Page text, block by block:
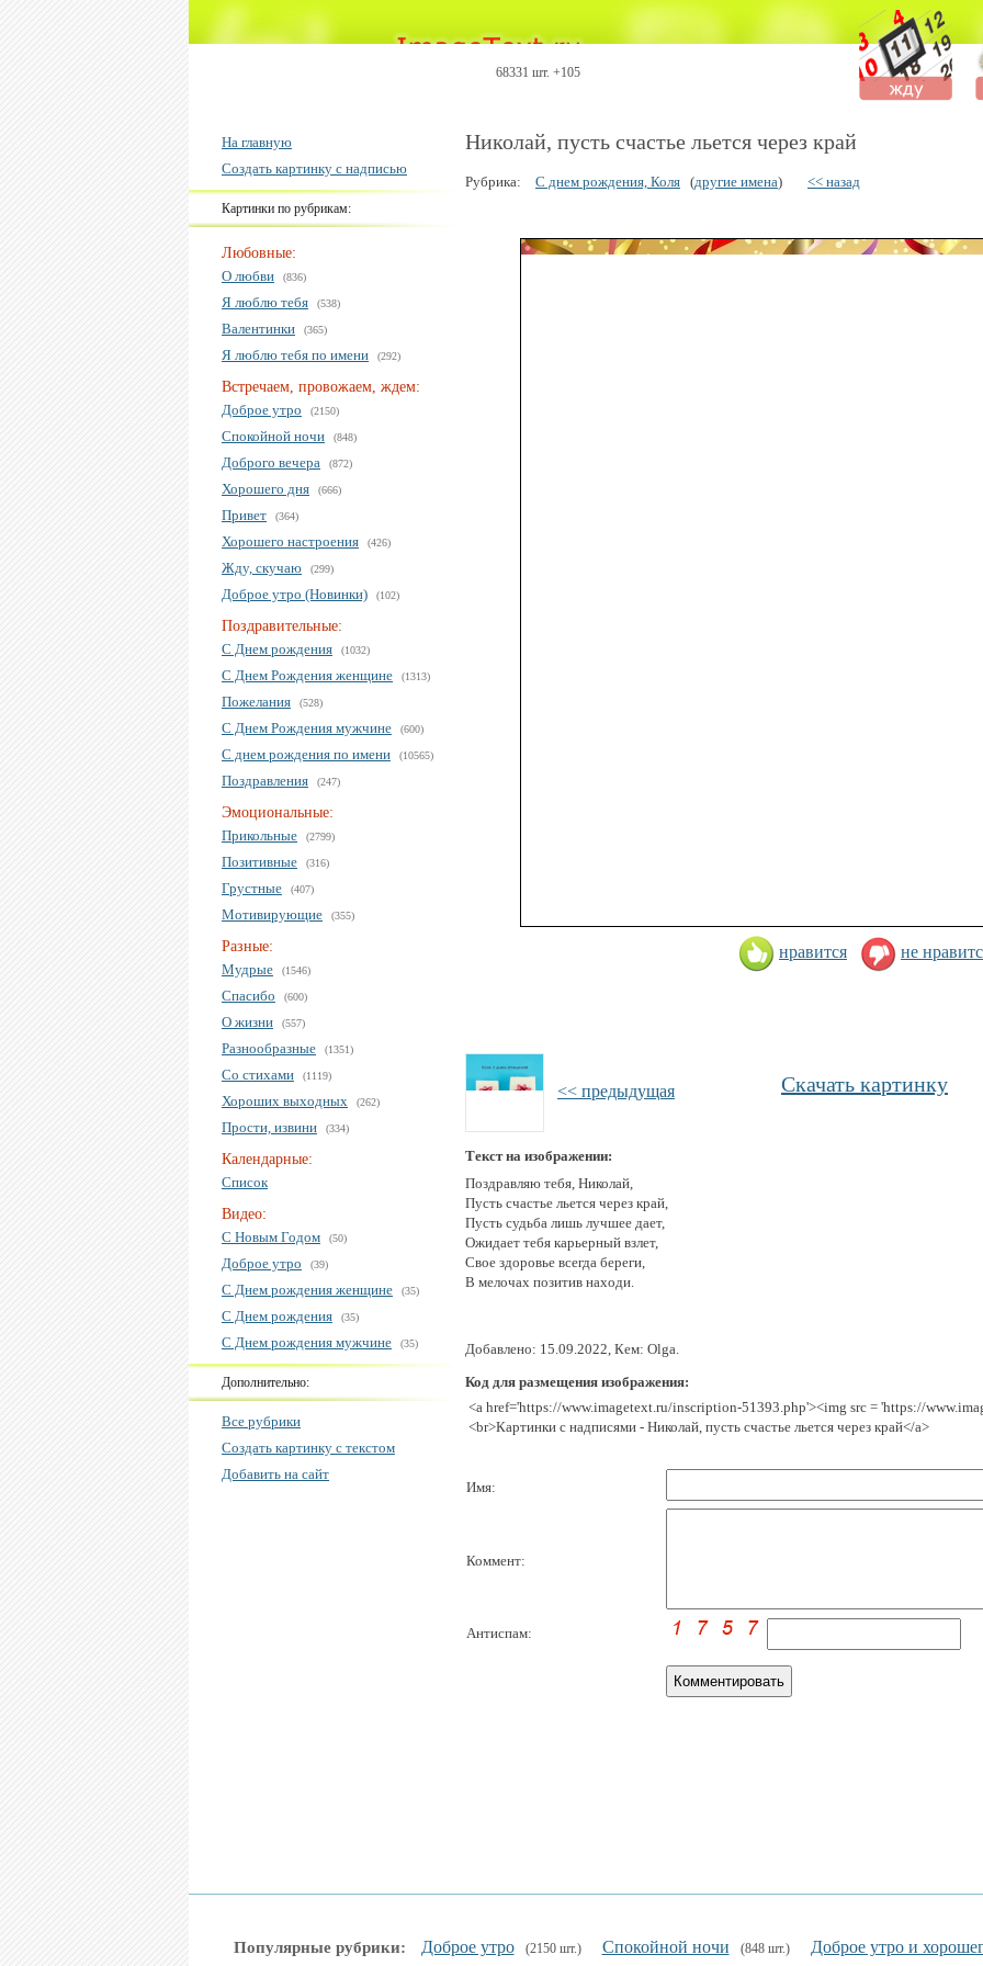
68331 шт. +105
На главную
Создать картинку с надписью
Картинки по рубрикам:
Любовные:
О любви
(836)
Я люблю тебя (538)
Валентинки (365)
Я люблю тебя по имени (292)
Встречаем, провожаем, ждем:
Доброе утро
(2150)
Спокойной ночи (848)
Доброго вечера (872)
Хорошего дня (666)
Привет (364)
Хорошего настроения (426)
Жду, скучаю (299)
Доброе утро (Новинки) (102)
Поздравительные:
С Днем рождения
(1032)
С Днем Рождения женщине (1313)
Пожелания (528)
С Днем Рождения мужчине (600)
С днем рождения по имени (10565)
Поздравления (247)
Эмоциональные:
Прикольные
(2799)
Позитивные (316)
Грустные (407)
Мотивирующие (355)
Разные:
Мудрые
(1546)
Спасибо (600)
О жизни (557)
Разнообразные (1351)
Со стихами (1119)
Хороших выходных (262)
Прости, извини (334)
Календарные:
Список
Видео:
С Новым Годом
(50)
Доброе утро (39)
С Днем рождения женщине (35)
С Днем рождения (35)
С Днем рождения мужчине (35)
Дополнительно:
Все рубрики
Создать картинку с текстом
Добавить на сайт
Николай, пусть счастье льется через край
Рубрика: С днем рождения, Коля (другие имена) << назад
нравится не
<< предыдущая Скачать картинку
Текст на изображении:
Поздравляю тебя, Николай,
Пусть счастье льется через край,
Пусть судьба лишь лучшее дает,
Ожидает тебя карьерный взлет,
Свое здоровье всегда береги,
В мелочах позитив находи.
Добавлено: 15.09.2022, Кем: Olga.
Код для размещения изображения:
<a href='https://www.imagetext.ru/inscription-51393.php'><img src = 'https://
<br>Картинки с надписями - Николай, пусть счастье льется через край</a>
Имя:
Коммент:
Антиспам:
Популярные рубрики: Доброе утро (2150 шт.) Спокойной ночи (848 шт.) Доброе утро и